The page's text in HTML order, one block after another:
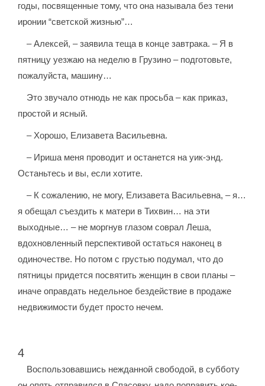
годы, посвященные тому, что она называла без тени
иронии “светской жизнью”…
– Алексей, – заявила теща в конце завтрака. – Я в
пятницу уезжаю на неделю в Грузино – подготовьте,
пожалуйста, машину…
Это звучало отнюдь не как просьба – как приказ,
простой и ясный.
– Хорошо, Елизавета Васильевна.
– Ириша меня проводит и останется на уик-энд.
Останьтесь и вы, если хотите.
– К сожалению, не могу, Елизавета Васильевна, – я…
я обещал съездить к матери в Тихвин… на эти
выходные… – не моргнув глазом соврал Леша,
вдохновленный перспективой остаться наконец в
одиночестве. Но потом с грустью подумал, что до
пятницы придется посвятить женщин в свои планы –
иначе оправдать недельное бездействие в продаже
недвижимости будет просто нечем.
4
Воспользовавшись нежданной свободой, в субботу